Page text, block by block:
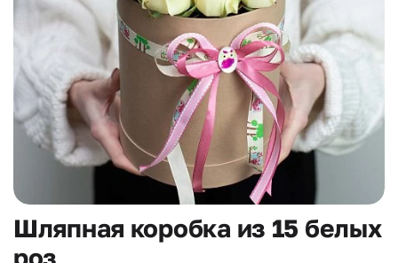
Шляпная коробка из 15 белых